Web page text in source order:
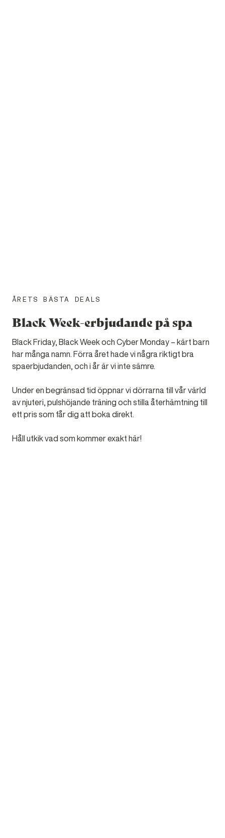
ÅRETS BÄSTA DEALS
Black Week-erbjudande på spa
Black Friday, Black Week och Cyber Monday – kärt barn
har många namn. Förra året hade vi några riktigt bra
spaerbjudanden, och i år är vi inte sämre.
Under en begränsad tid öppnar vi dörrarna till vår värld
av njuteri, pulshöjande träning och stilla återhämtning till
ett pris som får dig att boka direkt.
Håll utkik vad som kommer exakt här!